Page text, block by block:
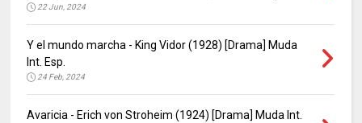
22 Jun, 2024
Y el mundo marcha - King Vidor (1928) [Drama] Muda
Int. Esp.
24 Feb, 2024
Avaricia - Erich von Stroheim (1924) [Drama] Muda Int.